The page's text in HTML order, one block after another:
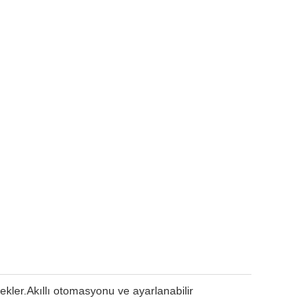
otomasyonu ve ayarlanabilir